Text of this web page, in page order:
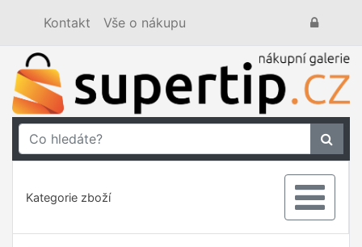
Kontakt Vše o nákupu
Kategorie zboží